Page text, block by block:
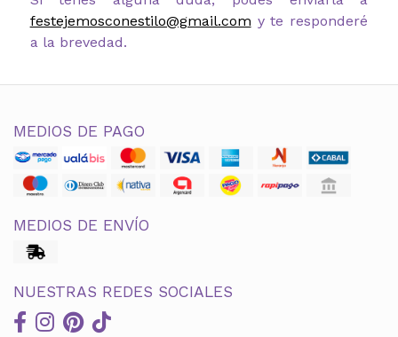
festejemosconestilo@gmail.com y te responderé
a la brevedad.
MEDIOS DE PAGO
MEDIOS DE ENVÍO
NUESTRAS REDES SOCIALES